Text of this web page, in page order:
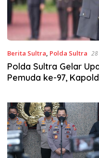
Berita Sultra, Polda Sultra
Polda Sultra Gelar
Pemuda ke-97,